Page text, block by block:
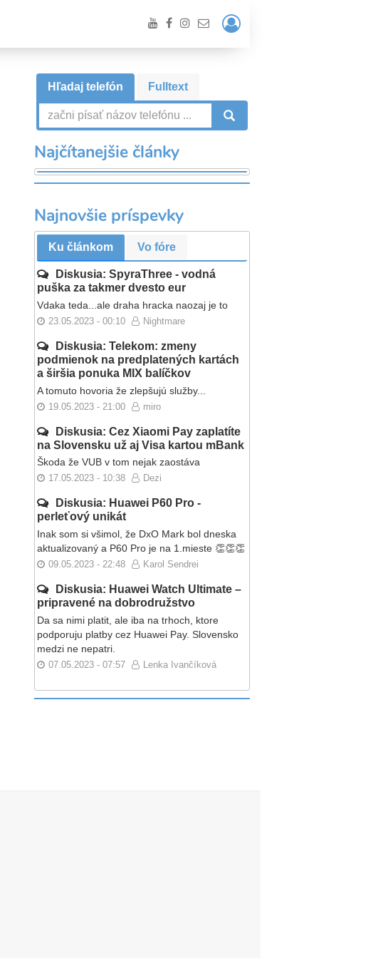
Prihlásiť
/
Registrácia
Hľadaj telefón Fulltext
Najčítanejšie články
Najnovšie príspevky
Ku článkom Vo fóre
Diskusia: SpyraThree - vodná
puška za takmer dvesto eur
Vdaka teda...ale draha hracka naozaj je to
23.05.2023 - 00:10 Nightmare
Diskusia: Telekom: zmeny
podmienok na predplatených kartách
a širšia ponuka MIX balíčkov
A tomuto hovoria že zlepšujú služby...
19.05.2023 - 21:00 miro
Diskusia: Cez Xiaomi Pay zaplatíte
na Slovensku už aj Visa kartou mBank
Škoda že VUB v tom nejak zaostáva
17.05.2023 - 10:38 Dezi
Diskusia: Huawei P60 Pro -
perleťový unikát
Inak som si všimol, že DxO Mark bol dneska
aktualizovaný a P60 Pro je na 1.mieste 👏👏👏
09.05.2023 - 22:48 Karol Sendrei
Diskusia: Huawei Watch Ultimate –
pripravené na dobrodružstvo
Da sa nimi platit, ale iba na trhoch, ktore
podporuju platby cez Huawei Pay. Slovensko
medzi ne nepatri.
07.05.2023 - 07:57 Lenka Ivančíková